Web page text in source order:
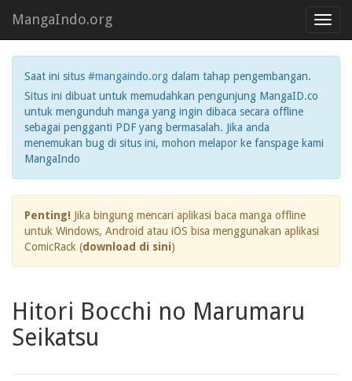
MangaIndo.org
Saat ini situs #mangaindo.org dalam tahap pengembangan.
Situs ini dibuat untuk memudahkan pengunjung MangaID.co
untuk mengunduh manga yang ingin dibaca secara offline
sebagai pengganti PDF yang bermasalah. Jika anda
menemukan bug di situs ini, mohon melapor ke fanspage kami
MangaIndo
Penting! Jika bingung mencari aplikasi baca manga offline
untuk Windows, Android atau iOS bisa menggunakan aplikasi
ComicRack (download di sini)
Hitori Bocchi no Marumaru
Seikatsu